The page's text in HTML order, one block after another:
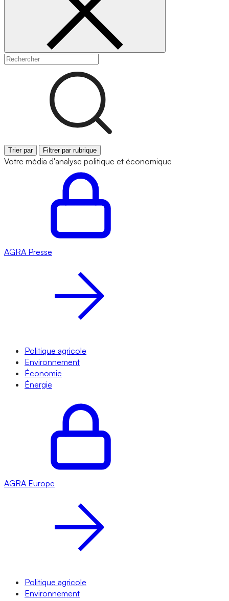
Trier par Filtrer par rubrique
Votre média d'analyse politique et économique
AGRA Presse
Politique agricole
Environnement
Économie
Énergie
AGRA Europe
Politique agricole
Environnement